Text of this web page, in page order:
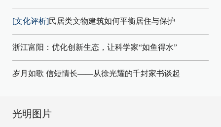
[文化评析]民居类文物建筑如何平衡居住与保护
浙江富阳：优化创新生态，让科学家“如鱼得水”
岁月如歌 信短情长——从徐光耀的千封家书谈起
光明图片